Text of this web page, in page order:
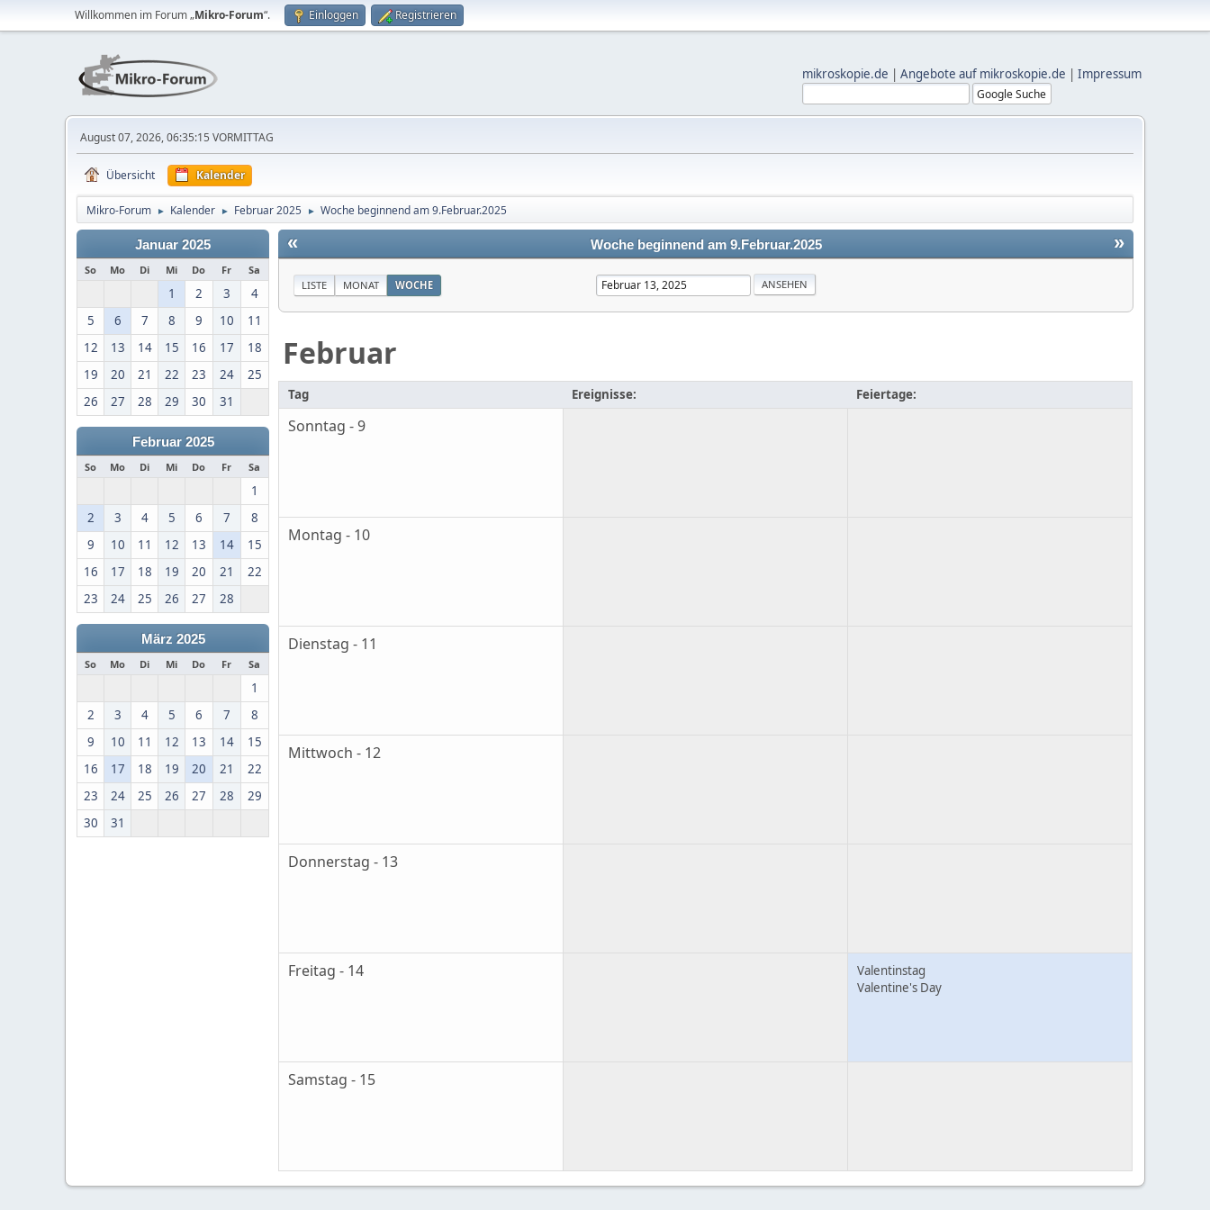
Willkommen im Forum „Mikro-Forum“. Einloggen Registrieren
mikroskopie.de | Angebote auf mikroskopie.de | Impressum
August 07, 2026, 06:35:15 VORMITTAG
Übersicht Kalender
Mikro-Forum ► Kalender ► Februar 2025 ► Woche beginnend am 9.Februar.2025
Januar 2025
So Mo Di Mi Do Fr Sa
1 2 3
4
5
6 7 8 9 10
11
12
13 14 15 16 17
18
19
20 21 22 23 24
25
26
27 28 29 30 31
Februar 2025
So Mo Di Mi Do Fr Sa
1
2
3 4 5 6 7
8
9
10 11 12 13 14
15
16
17 18 19 20 21
22
23
24 25 26 27 28
März 2025
So Mo Di Mi Do Fr Sa
1
2
3 4 5 6 7
8
9
10 11 12 13 14
15
16
17 18 19 20 21
22
23
24 25 26 27 28
29
30
31
« »
Woche beginnend am 9.Februar.2025
LISTE MONAT WOCHE
Februar
Tag Ereignisse: Feiertage:
Sonntag - 9
Montag - 10
Dienstag - 11
Mittwoch - 12
Donnerstag - 13
Freitag - 14
Valentinstag
Valentine's Day
Samstag - 15